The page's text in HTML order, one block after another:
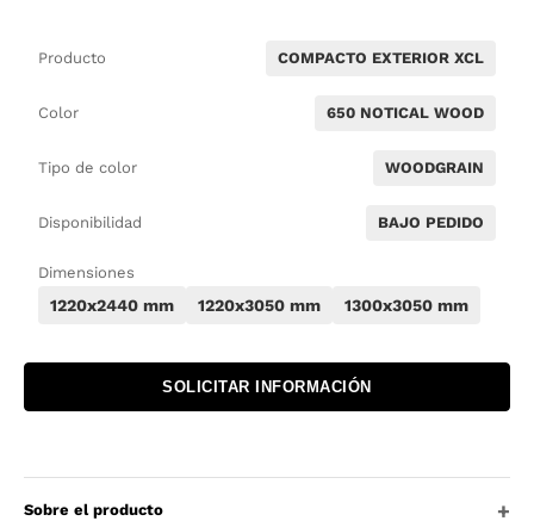
Producto COMPACTO EXTERIOR XCL
Color 650 NOTICAL WOOD
Tipo de color WOODGRAIN
Disponibilidad BAJO PEDIDO
Dimensiones
1220x2440 mm 1220x3050 mm 1300x3050 mm
SOLICITAR INFORMACIÓN
Sobre el producto